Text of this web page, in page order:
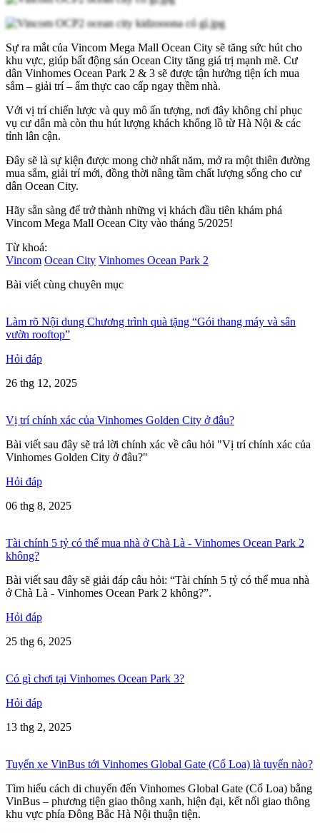
Sự ra mắt của Vincom Mega Mall Ocean City sẽ tăng sức hút cho
khu vực, giúp bất động sản Ocean City tăng giá trị mạnh mẽ. Cư
dân Vinhomes Ocean Park 2 & 3 sẽ được tận hưởng tiện ích mua
sắm – giải trí – ẩm thực cao cấp ngay thềm nhà.
Với vị trí chiến lược và quy mô ấn tượng, nơi đây không chỉ phục
vụ cư dân mà còn thu hút lượng khách khổng lồ từ Hà Nội & các
tỉnh lân cận.
Đây sẽ là sự kiện được mong chờ nhất năm, mở ra một thiên đường
mua sắm, giải trí mới, đồng thời nâng tầm chất lượng sống cho cư
dân Ocean City.
Hãy sẵn sàng để trở thành những vị khách đầu tiên khám phá
Vincom Mega Mall Ocean City vào tháng 5/2025!
Từ khoá:
Vincom Ocean City Vinhomes Ocean Park 2
Bài viết cùng chuyên mục
Làm rõ Nội dung Chương trình quà tặng “Gói thang máy và sân
vườn rooftop”
Hỏi đáp
26 thg 12, 2025
Vị trí chính xác của Vinhomes Golden City ở đâu?
Bài viết sau đây sẽ trả lời chính xác về câu hỏi "Vị trí chính xác của
Vinhomes Golden City ở đâu?"
Hỏi đáp
06 thg 8, 2025
Tài chính 5 tỷ có thể mua nhà ở Chà Là - Vinhomes Ocean Park 2
không?
Bài viết sau đây sẽ giải đáp câu hỏi: “Tài chính 5 tỷ có thể mua nhà
ở Chà Là - Vinhomes Ocean Park 2 không?”.
Hỏi đáp
25 thg 6, 2025
Có gì chơi tại Vinhomes Ocean Park 3?
Hỏi đáp
13 thg 2, 2025
Tuyến xe VinBus tới Vinhomes Global Gate (Cổ Loa) là tuyến nào?
Tìm hiểu cách di chuyển đến Vinhomes Global Gate (Cổ Loa) bằng
VinBus – phương tiện giao thông xanh, hiện đại, kết nối giao thông
khu vực phía Đông Bắc Hà Nội thuận tiện.